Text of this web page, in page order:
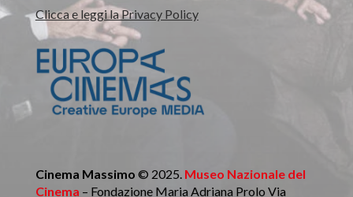
Clicca e leggi la Privacy Policy
Cinema Massimo © 2025. Museo Nazionale del
Cinema – Fondazione Maria Adriana Prolo Via